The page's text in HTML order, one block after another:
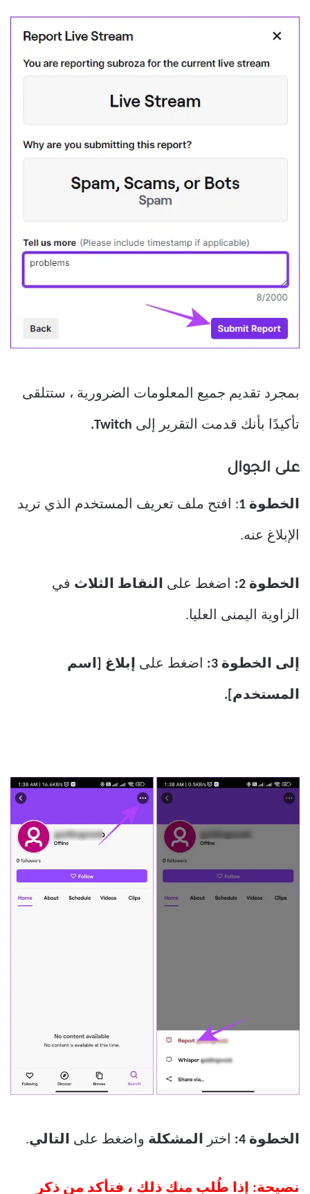
بمجرد تقديم جميع المعلومات الضرورية ، ستتلقى
تأكيدًا بأنك قدمت التقرير إلى Twitch.
على الجوال
الخطوة 1 : افتح ملف تعريف المستخدم الذي تريد
الإبلاغ عنه.
الخطوة 2: اضغط على النقاط الثلاث في
الزاوية اليمنى العليا.
إلى الخطوة 3: اضغط على إبلاغ [اسم
المستخدم].
الخطوة 4: اختر المشكلة واضغط على التالي.
نصيحة: إذا طُلب منك ذلك ، فتأكد من ذكر